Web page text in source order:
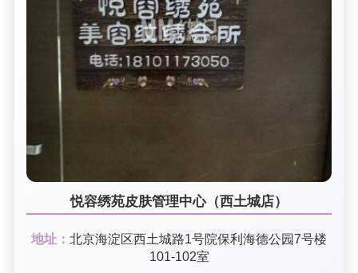
悦容绣苑皮肤管理中心（西土城店）
地址： 北京海淀区西土城路1号院保利海德公园7号楼
101-102室